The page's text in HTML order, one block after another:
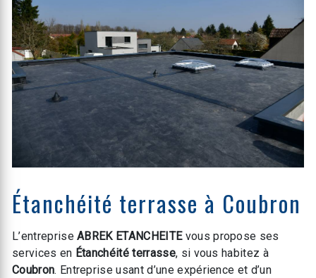
Étanchéité terrasse à Coubron
L’entrepriseABREK ETANCHEITEvous propose ses
services en Étanchéité terrasse, si vous habitez à
Coubron. Entreprise usant d’une expérience et d’un